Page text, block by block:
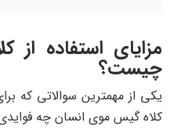
مزایای استفاده
چیست؟
یکی از مهمترین سوالاتی که
کلاه گیس موی انسان چه